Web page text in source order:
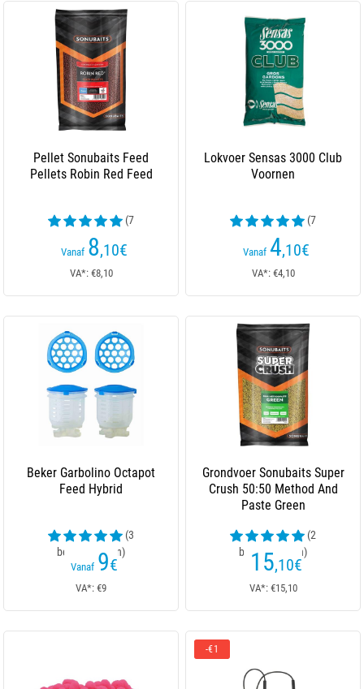
Pellet Sonubaits Feed
Pellets Robin Red Feed
(7
beoordelingen)
Vanaf 8,10€
VA*: €8,10
Lokvoer Sensas 3000 Club
Voornen
(7
beoordelingen)
Vanaf 4,10€
VA*: €4,10
Beker Garbolino Octapot
Feed Hybrid
(3
beoordelingen)
Vanaf 9€
VA*: €9
Grondvoer Sonubaits Super
Crush 50:50 Method And
Paste Green
(2
beoordelingen)
15,10€
VA*: €15,10
-€1